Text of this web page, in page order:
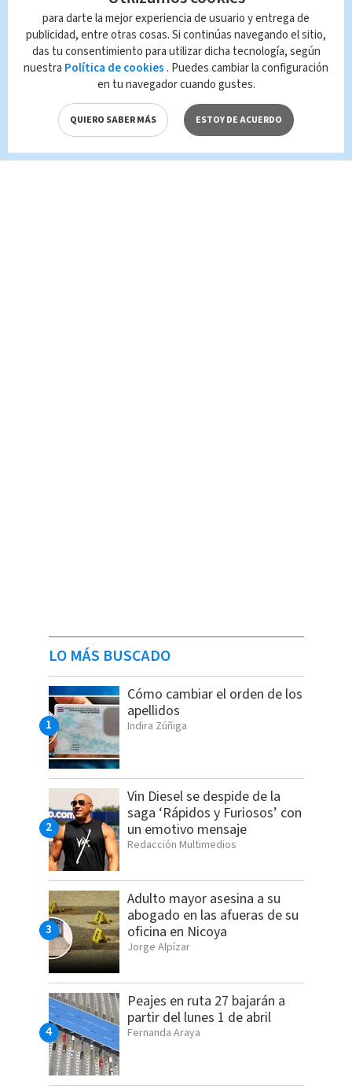
Nacional
Queda prohibida la reproducción total o
parcial del contenido de esta página, mismo
que es propiedad de TELEDIARIO; su
reproducción no autorizada constituye una
infracción y un delito de conformidad con las
leyes aplicables.
LO MÁS BUSCADO
Cómo cambiar el orden de los
apellidos
Indira Zúñiga
Vin Diesel se despide de la
saga ‘Rápidos y Furiosos’ con
un emotivo mensaje
Redacción Multimedios
Adulto mayor asesina a su
abogado en las afueras de su
oficina en Nicoya
Jorge Alpízar
Peajes en ruta 27 bajarán a
partir del lunes 1 de abril
Fernanda Araya
para darte la mejor experiencia de usuario y entrega de
publicidad, entre otras cosas. Si continúas navegando el sitio,
das tu consentimiento para utilizar dicha tecnología, según
nuestra Política de cookies . Puedes cambiar la configuración
en tu navegador cuando gustes.
QUIERO SABER MÁS ESTOY DE ACUERDO